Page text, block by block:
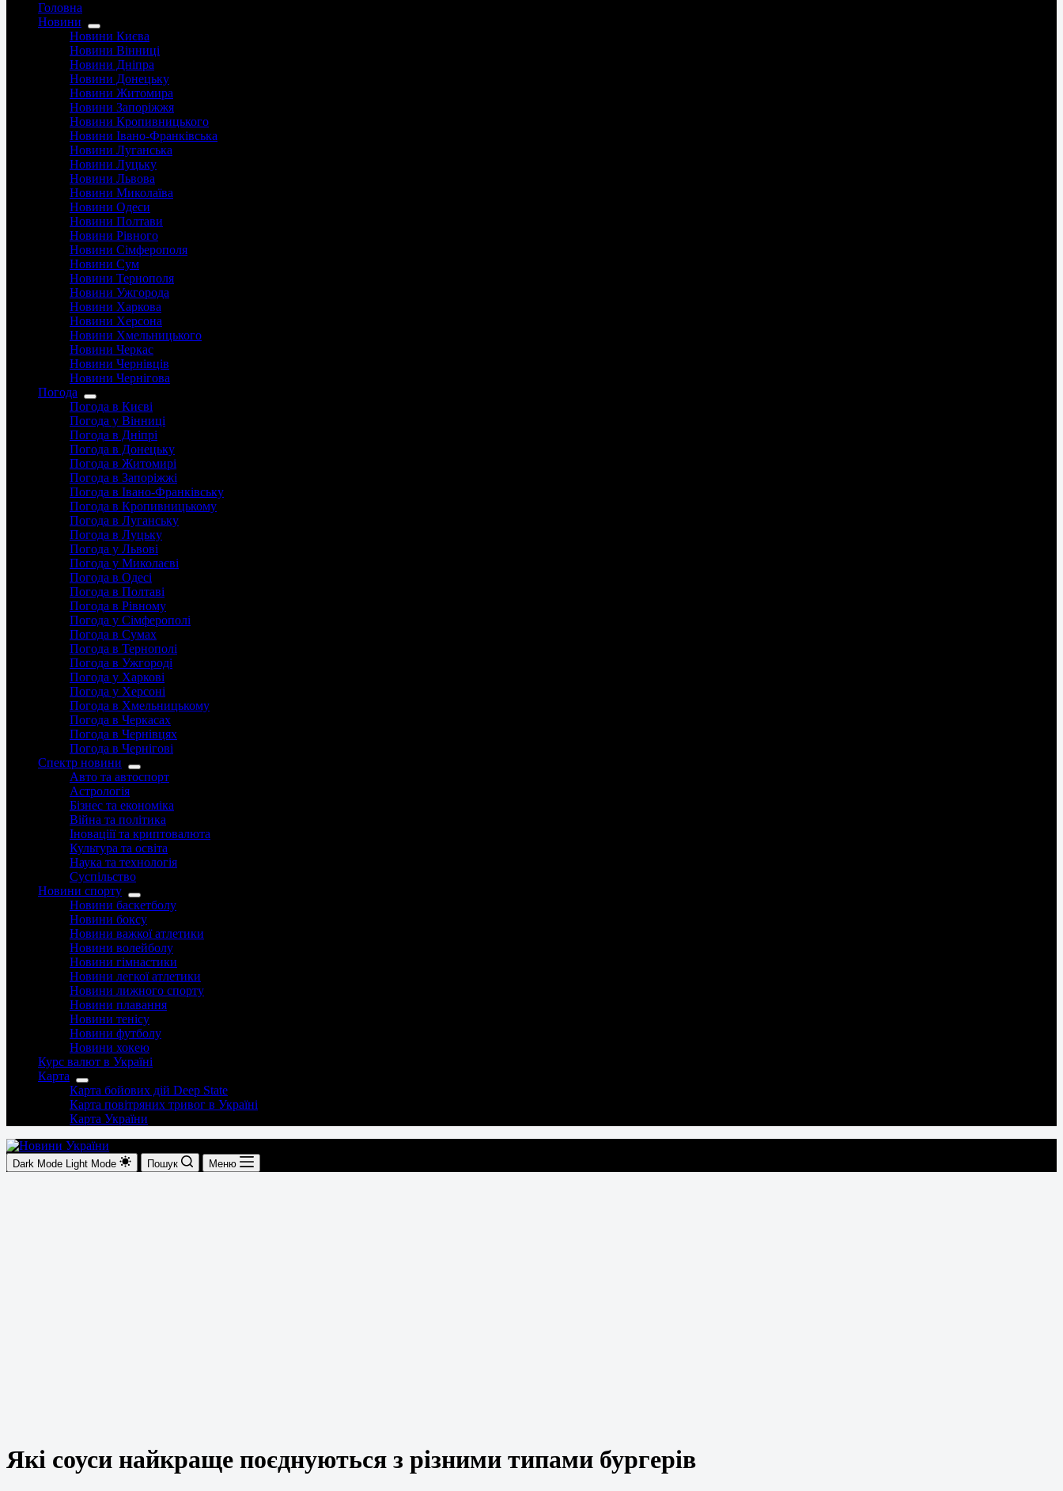
Головна
Новини
Новини Києва
Новини Вінниці
Новини Дніпра
Новини Донецьку
Новини Житомира
Новини Запоріжжя
Новини Кропивницького
Новини Івано-Франківська
Новини Луганська
Новини Луцьку
Новини Львова
Новини Миколаїва
Новини Одеси
Новини Полтави
Новини Рівного
Новини Сімферополя
Новини Сум
Новини Тернополя
Новини Ужгорода
Новини Харкова
Новини Херсона
Новини Хмельницького
Новини Черкас
Новини Чернівців
Новини Чернігова
Погода
Погода в Києві
Погода у Вінниці
Погода в Дніпрі
Погода в Донецьку
Погода в Житомирі
Погода в Запоріжжі
Погода в Івано-Франківську
Погода в Кропивницькому
Погода в Луганську
Погода в Луцьку
Погода у Львові
Погода у Миколаєві
Погода в Одесі
Погода в Полтаві
Погода в Рівному
Погода у Сімферополі
Погода в Сумах
Погода в Тернополі
Погода в Ужгороді
Погода у Харкові
Погода у Херсоні
Погода в Хмельницькому
Погода в Черкасах
Погода в Чернівцях
Погода в Чернігові
Спектр новини
Авто та автоспорт
Астрологія
Бізнес та економіка
Війна та політика
Іноваціії та криптовалюта
Культура та освіта
Наука та технологія
Суспільство
Новини спорту
Новини баскетболу
Новини боксу
Новини важкої атлетики
Новини волейболу
Новини гімнастики
Новини легкої атлетики
Новини лижного спорту
Новини плавання
Новини тенісу
Новини футболу
Новини хокею
Курс валют в Україні
Карта
Карта бойових дій Deep State
Карта повітряних тривог в Україні
Карта України
Dark Mode Light Mode Пошук Меню
Які соуси найкраще поєднуються з різними типами бургерів